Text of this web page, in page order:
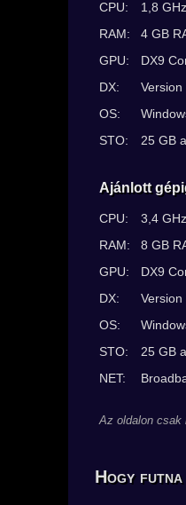
CPU:
1,8
RAM:
4 GB
GPU:
DX9
DX:
Version
OS:
STO:
25 GB
Ajánlott
CPU:
3,4
RAM:
8 GB
GPU:
DX9
DX:
Version
OS:
STO:
25 GB
NET:
Az oldalon csak
Hogy futna